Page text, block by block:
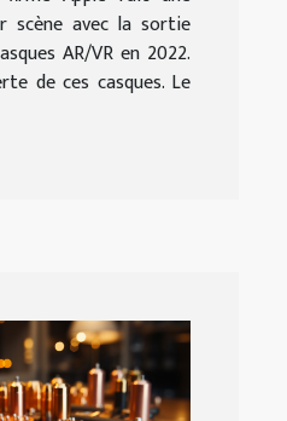
scène avec la sortie
AR/VR en 2022.
de ces casques. Le